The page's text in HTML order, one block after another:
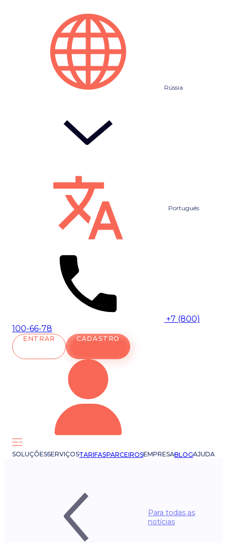
Rússia
Português
+7 (800)
100-66-78
ENTRAR CADASTRO
SOLUÇÕESSERVIÇOSTARIFASPARCEIROSEMPRESABLOGAJUDA
Para todas as
notícias